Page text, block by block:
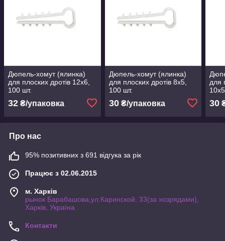
Дюпель-хомут (ялинка)
для плоских дротів 12х6,
100 шт.
32 ₴/упаковка
Дюпель-хомут (ялинка)
для плоских дротів 8х5,
100 шт.
30₴/упаковка
для
30
Про нас
95% позитивних з 691 відгука за рік
Працює з 02.06.2015
м. Харків
рынок Барабашова,ул.Каринской, 33(за хозрядами),
Харків, Україна
Контакти